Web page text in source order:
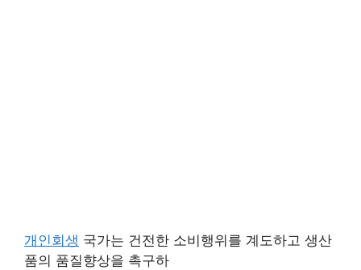
개인회생 국가는 건전한 소비행위를 계도하고 생산
품의 품질향상을 촉구하